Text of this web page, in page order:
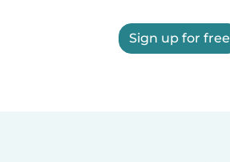
Sign up for free